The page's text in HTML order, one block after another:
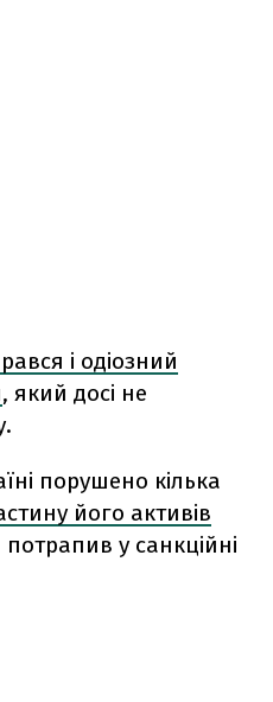
і одіозний
, який досі не
порушено кілька
його активів
потрапив у санкційні